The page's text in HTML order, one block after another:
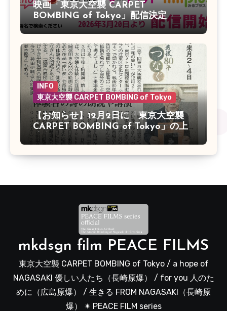
映画「東京大空襲 CARPET
BOMBING of Tokyo」配信決定
INFO
東京大空襲 CARPET BOMBING of Tokyo
【お知らせ】12月2日に「東京大空襲
CARPET BOMBING of Tokyo」の上
映会があります
mkdsgn film PEACE FILMS
東京大空襲 CARPET BOMBING of Tokyo / a hope of
NAGASAKI 優しい人たち（長崎原爆） / for you 人のた
めに（広島原爆） / 生きる FROM NAGASAKI（長崎原
爆） ✴︎ PEACE FILM series